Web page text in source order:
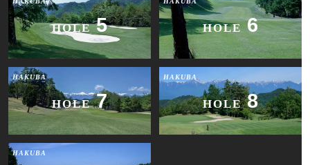
HOLE5 HOLE6
HAKUBA
HOLE7
HAKUBA
HOLE8
HAKUBA